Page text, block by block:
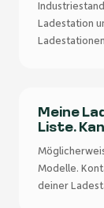
Ladestation
Meine
Liste.
Modelle.
deiner